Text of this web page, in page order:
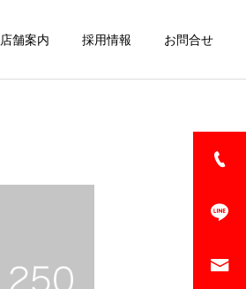
店舗案内 採用情報 お問合せ